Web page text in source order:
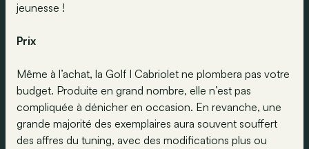
jeunesse !
Prix
Même à l’achat, la Golf I Cabriolet ne plombera pas votre
budget. Produite en grand nombre, elle n’est pas
compliquée à dénicher en occasion. En revanche, une
grande majorité des exemplaires aura souvent souffert
des affres du tuning, avec des modifications plus ou